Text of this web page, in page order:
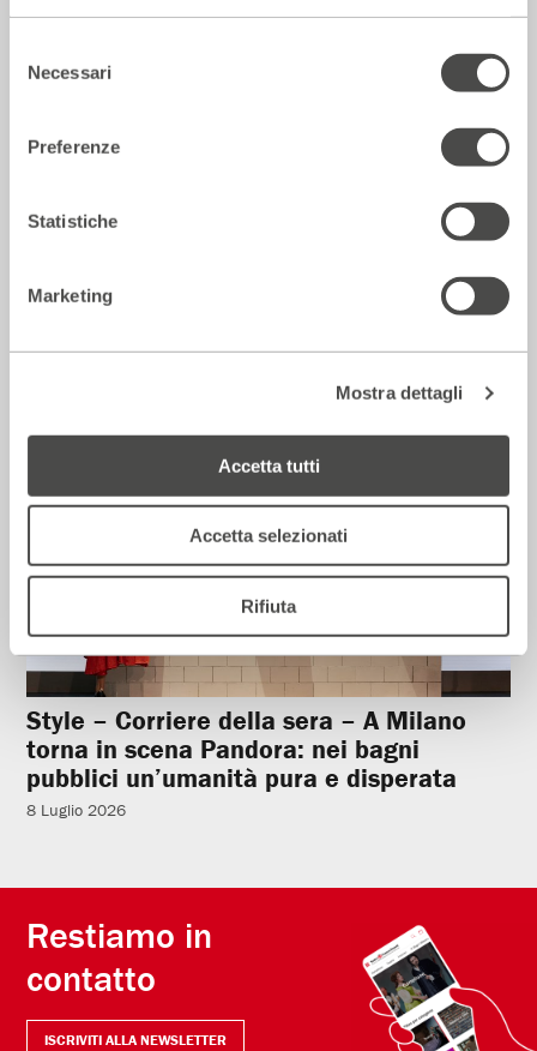
delNecessari
Preferenze
Statistiche
Marketing
Mostra dettagli
Accetta tutti
Accetta selezionati
Rifiuta
Frassica
Style – Corriere della sera – A Milano
torna in scena Pandora: nei bagni
pubblici un’umanità pura e disperata
8 Luglio 2026
Restiamo in
contatto
ISCRIVITI ALLA NEWSLETTER